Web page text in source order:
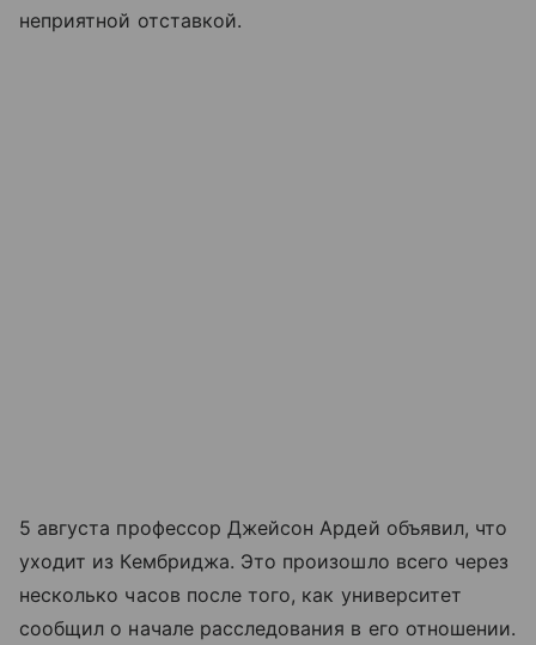
неприятной отставкой.
5 августа профессор Джейсон Ардей объявил, что
уходит из Кембриджа. Это произошло всего через
несколько часов после того, как университет
сообщил о начале расследования в его отношении.